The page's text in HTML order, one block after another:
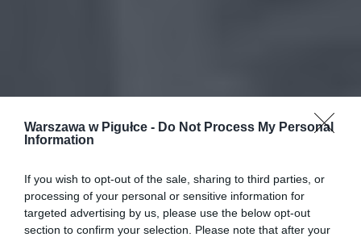
Warszawa w Pigułce - Do Not Process My Personal
Information
If you wish to opt-out of the sale, sharing to third parties, or
processing of your personal or sensitive information for
targeted advertising by us, please use the below opt-out
section to confirm your selection. Please note that after your